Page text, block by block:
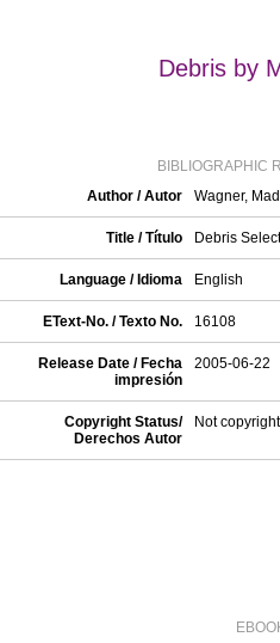
Debris by
BIBLIOGRAPHIC
Author / Autor
Wagner,
Title / Título Debris
Language / Idioma English
EText-No. / Texto No. 16108
Release Date / Fecha
impresión
2005-06-22
Copyright Status/
Derechos Autor
Not